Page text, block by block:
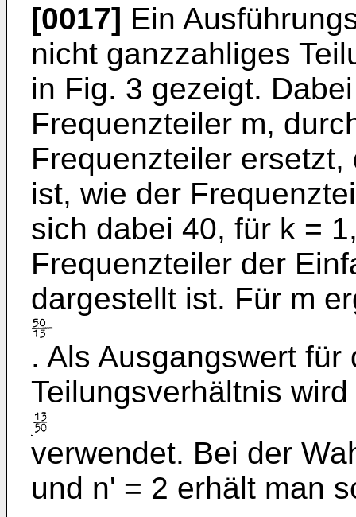
[0017] Ein
nicht ganzzahliges
in Fig. 3 gezeigt.
Frequenzteiler m,
Frequenzteiler
ist, wie der
sich dabei 40, für k =
Frequenzteiler der
dargestellt ist. Für m
. Als Ausgangswert
Teilungsverhältnis
verwendet. Bei der
und n' = 2 erhält man